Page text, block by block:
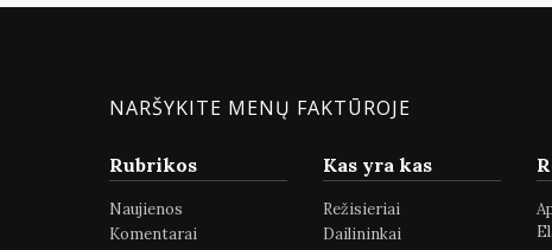
NARŠYKITE MENŲ FAKTŪROJE
Rubrikos
Naujienos
Komentarai
Kas yra kas
Režisieriai
Dailininkai